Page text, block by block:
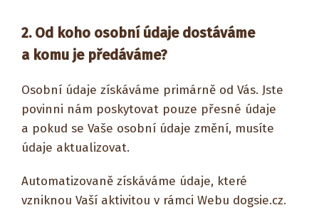
2. Od koho osobní údaje dostáváme
a komu je předáváme?
Osobní údaje získáváme primárně od Vás. Jste
povinni nám poskytovat pouze přesné údaje
a pokud se Vaše osobní údaje změní, musíte
údaje aktualizovat.
Automatizovaně získáváme údaje, které
vzniknou Vaší aktivitou v rámci Webu dogsie.cz.